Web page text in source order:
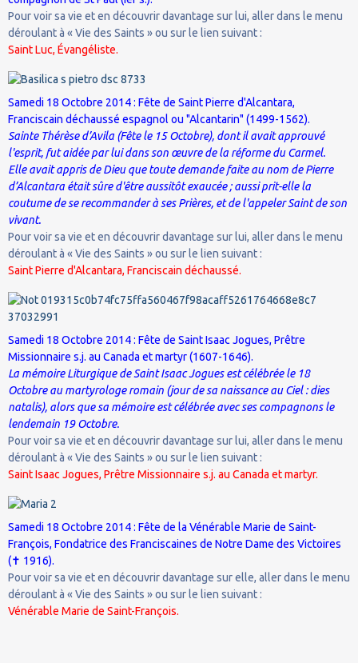
Pour voir sa vie et en découvrir davantage sur lui, aller dans le menu
déroulant à « Vie des Saints » ou sur le lien suivant :
Saint Luc, Évangéliste.
Samedi 18 Octobre 2014 : Fête de Saint Pierre d'Alcantara,
Franciscain déchaussé espagnol ou "Alcantarin" (1499-1562).
Sainte Thérèse d’Avila (Fête le 15 Octobre), dont il avait approuvé
l'esprit, fut aidée par lui dans son œuvre de la réforme du Carmel.
Elle avait appris de Dieu que toute demande faite au nom de Pierre
d’Alcantara était sûre d'être aussitôt exaucée ; aussi prit-elle la
coutume de se recommander à ses Prières, et de l'appeler Saint de son
vivant.
Pour voir sa vie et en découvrir davantage sur lui, aller dans le menu
déroulant à « Vie des Saints » ou sur le lien suivant :
Saint Pierre d'Alcantara, Franciscain déchaussé.
Samedi 18 Octobre 2014 : Fête de Saint Isaac Jogues, Prêtre
Missionnaire s.j. au Canada et martyr (1607-1646).
La mémoire Liturgique de Saint Isaac Jogues est célébrée le 18
Octobre au martyrologe romain (jour de sa naissance au Ciel : dies
natalis), alors que sa mémoire est célébrée avec ses compagnons le
lendemain 19 Octobre.
Pour voir sa vie et en découvrir davantage sur lui, aller dans le menu
déroulant à « Vie des Saints » ou sur le lien suivant :
Saint Isaac Jogues, Prêtre Missionnaire s.j. au Canada et martyr.
Samedi 18 Octobre 2014 : Fête de la Vénérable Marie de Saint-
François, Fondatrice des Franciscaines de Notre Dame des Victoires
(✝ 1916).
Pour voir sa vie et en découvrir davantage sur elle, aller dans le menu
déroulant à « Vie des Saints » ou sur le lien suivant :
Vénérable Marie de Saint-François.